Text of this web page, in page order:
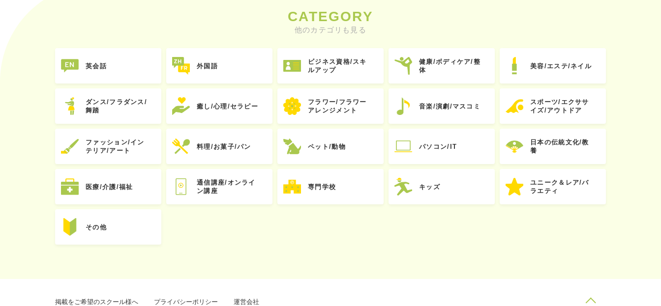
CATEGORY
他のカテゴリも見る
英会話 外国語
ビジネス資格/スキ
ルアップ
健康/ボディケア/整
体
美容/エステ/ネイル
ダンス/フラダンス/
舞踏
癒し/心理/セラピー
フラワー/フラワー
アレンジメント
音楽/演劇/マスコミ
スポーツ/エクササ
イズ/アウトドア
ファッション/イン
テリア/アート
料理/お菓子/パン ペット/動物 パソコン/IT
日本の伝統文化/教
養
医療/介護/福祉
通信講座/オンライ
ン講座
専門学校 キッズ
ユニーク＆レア/バ
ラエティ
その他
掲載をご希望のスクール様へ プライバシーポリシー 運営会社